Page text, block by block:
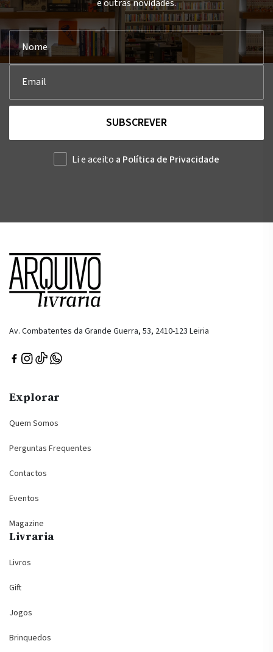
e outras novidades.
SUBSCREVER
Li e aceito a Política de Privacidade
Av. Combatentes da Grande Guerra, 53, 2410-123 Leiria
Explorar
Quem Somos
Perguntas Frequentes
Contactos
Eventos
Magazine
Livraria
Livros
Gift
Jogos
Brinquedos